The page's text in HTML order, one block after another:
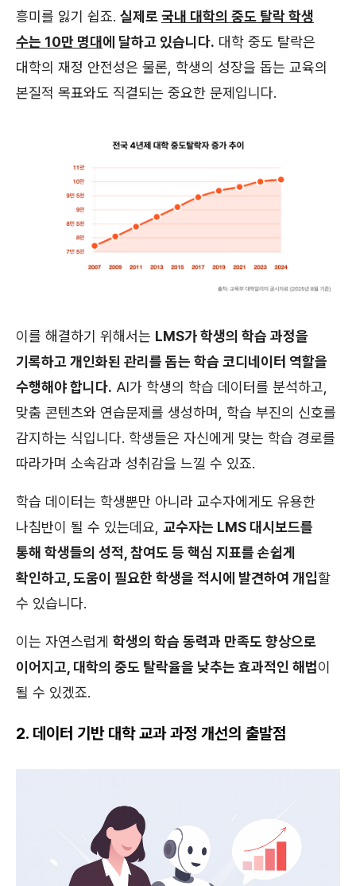
흥미를 잃기 쉽죠. 실제로국내 대학의 중도 탈락 학생
수는 10만 명대에 달하고 있습니다. 대학 중도 탈락은
대학의 재정 안전성은 물론, 학생의 성장을 돕는 교육의
본질적 목표와도 직결되는 중요한 문제입니다.
이를 해결하기 위해서는 LMS가 학생의 학습 과정을
기록하고 개인화된 관리를 돕는 학습 코디네이터 역할을
수행해야 합니다. AI가 학생의 학습 데이터를 분석하고,
맞춤 콘텐츠와 연습문제를 생성하며, 학습 부진의 신호를
감지하는 식입니다. 학생들은 자신에게 맞는 학습 경로를
따라가며 소속감과 성취감을 느낄 수 있죠.
학습 데이터는 학생뿐만 아니라 교수자에게도 유용한
나침반이 될 수 있는데요, 교수자는 LMS 대시보드를
통해 학생들의 성적, 참여도 등 핵심 지표를 손쉽게
확인하고, 도움이 필요한 학생을 적시에 발견하여 개입할
수 있습니다.
이는 자연스럽게 학생의 학습 동력과 만족도 향상으로
이어지고, 대학의 중도 탈락율을 낮추는 효과적인 해법이
될 수 있겠죠.
2. 데이터 기반 대학 교과 과정 개선의 출발점